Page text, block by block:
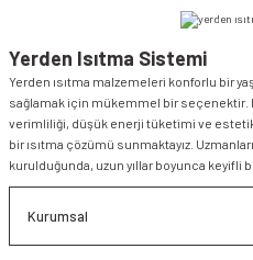
Yerden Isıtma Sistemi
Yerden ısıtma malzemeleri konforlu bir
sağlamak için mükemmel bir
verimliliği, düşük enerji tüketimi ve
bir ısıtma çözümü sunmaktayız.
kurulduğunda, uzun yıllar boyunca keyifli
Kurumsal